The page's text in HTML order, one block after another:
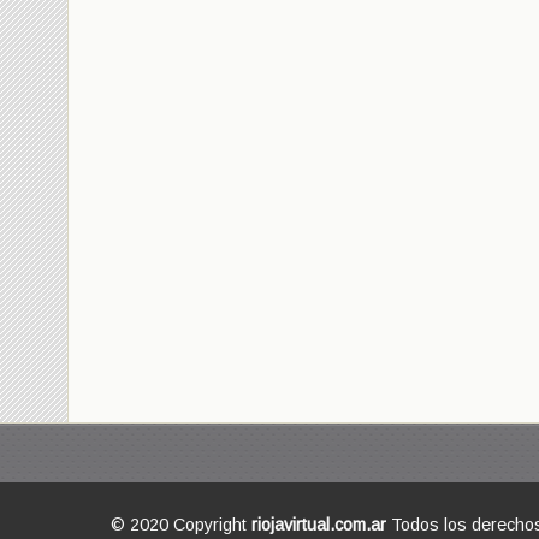
© 2020 Copyright riojavirtual.com.ar Todos los